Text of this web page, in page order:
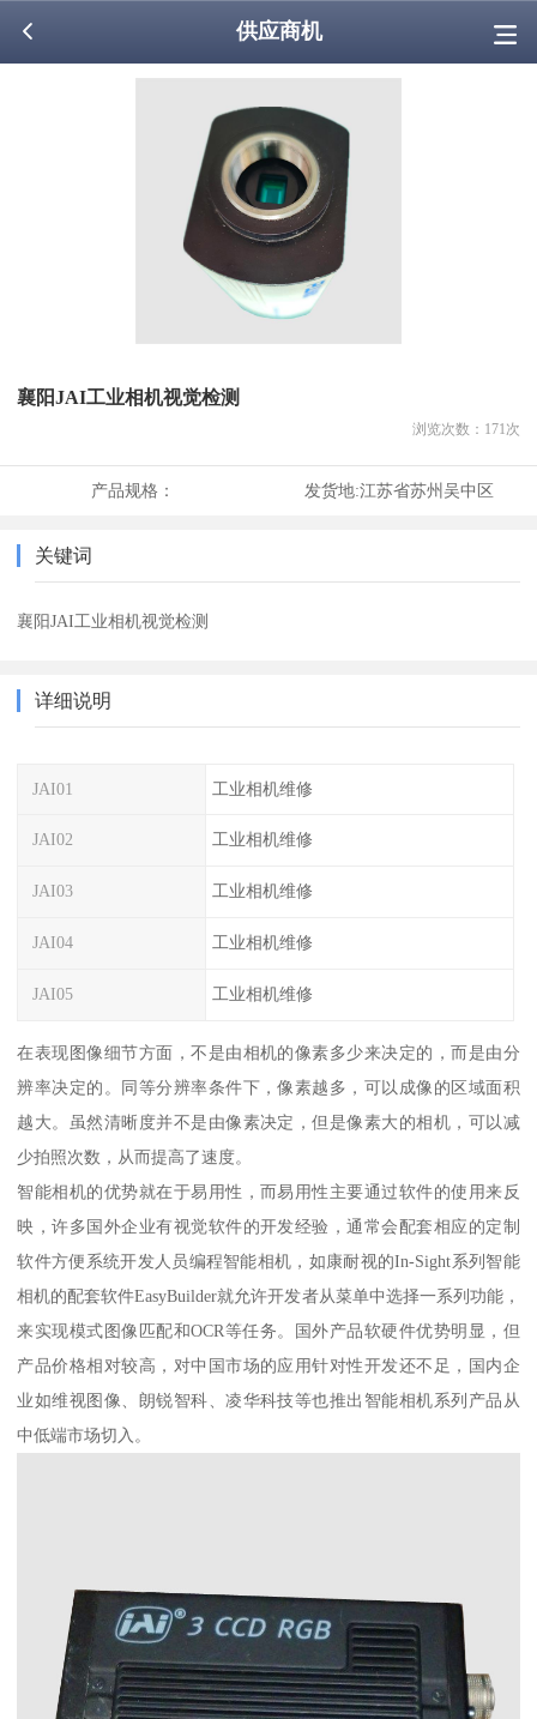
供应商机
襄阳JAI工业相机视觉检测
浏览次数： 171 次
产品规格： 发货地:江苏省苏州吴中区
关键词
襄阳JAI工业相机视觉检测
详细说明
JAI01 工业相机维修
JAI02 工业相机维修
JAI03 工业相机维修
JAI04 工业相机维修
JAI05 工业相机维修
在表现图像细节方面，不是由相机的像素多少来决定的，而是由分
辨率决定的。同等分辨率条件下，像素越多，可以成像的区域面积
越大。虽然清晰度并不是由像素决定，但是像素大的相机，可以减
少拍照次数，从而提高了速度。
智能相机的优势就在于易用性，而易用性主要通过软件的使用来反
映，许多国外企业有视觉软件的开发经验，通常会配套相应的定制
软件方便系统开发人员编程智能相机，如康耐视的In-Sight系列智能
相机的配套软件EasyBuilder就允许开发者从菜单中选择一系列功能，
来实现模式图像匹配和OCR等任务。国外产品软硬件优势明显，但
产品价格相对较高，对中国市场的应用针对性开发还不足，国内企
业如维视图像、朗锐智科、凌华科技等也推出智能相机系列产品从
中低端市场切入。